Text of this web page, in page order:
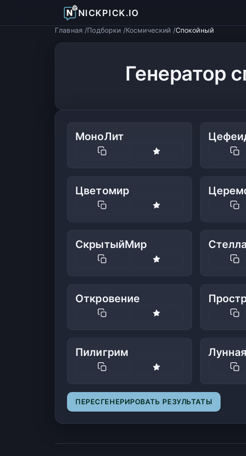
NICKPICK.IO
Главная Подборки Космический Спокойный
Генератор
МоноЛит
Цветомир
СкрытыйМир
Откровение
Пилигрим
ПЕРЕСГЕНЕРИРОВАТЬ РЕЗУЛЬТАТЫ